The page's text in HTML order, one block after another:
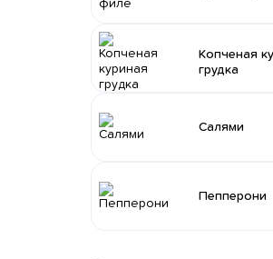
Копченая
грудка
Салями
Пепперони